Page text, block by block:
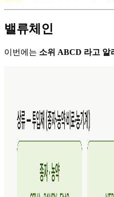
밸류체인
이번에는 소위 ABCD 라고 알